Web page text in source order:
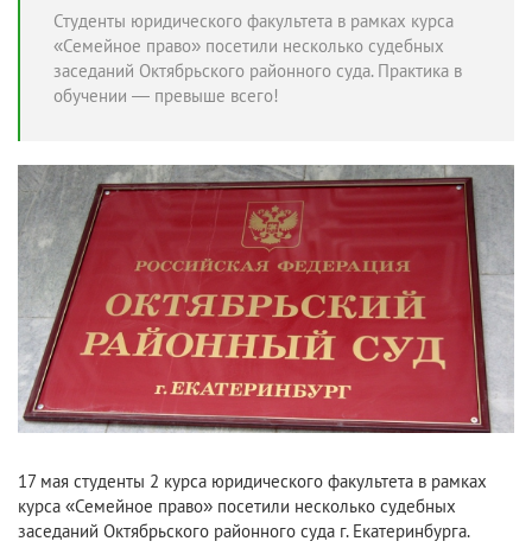
Студенты юридического факультета в рамках курса
«Семейное право» посетили несколько судебных
заседаний Октябрьского районного суда. Практика в
обучении — превыше всего!
17 мая студенты 2 курса юридического факультета в рамках
курса «Семейное право» посетили несколько судебных
заседаний Октябрьского районного суда г. Екатеринбурга.